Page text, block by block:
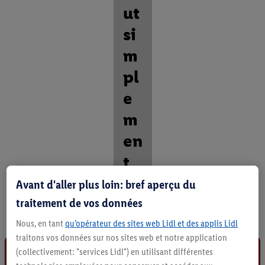
ut
si
m
pl
e
m
en
t
D
c
o
v
r
Avant d'aller plus loin: bref aperçu du
traitement de vos données
Nous, en tant qu’opérateur des sites web Lidl et des applis Lidl
traitons vos données sur nos sites web et notre application
(collectivement: "services Lidl") en utilisant différentes